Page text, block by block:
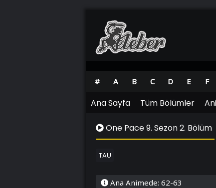
# A B C D E F
Ana Sayfa Tüm Bölümler
One Pace 9. Sezon 2. Bölüm
TAU
Ana Animede: 62-63